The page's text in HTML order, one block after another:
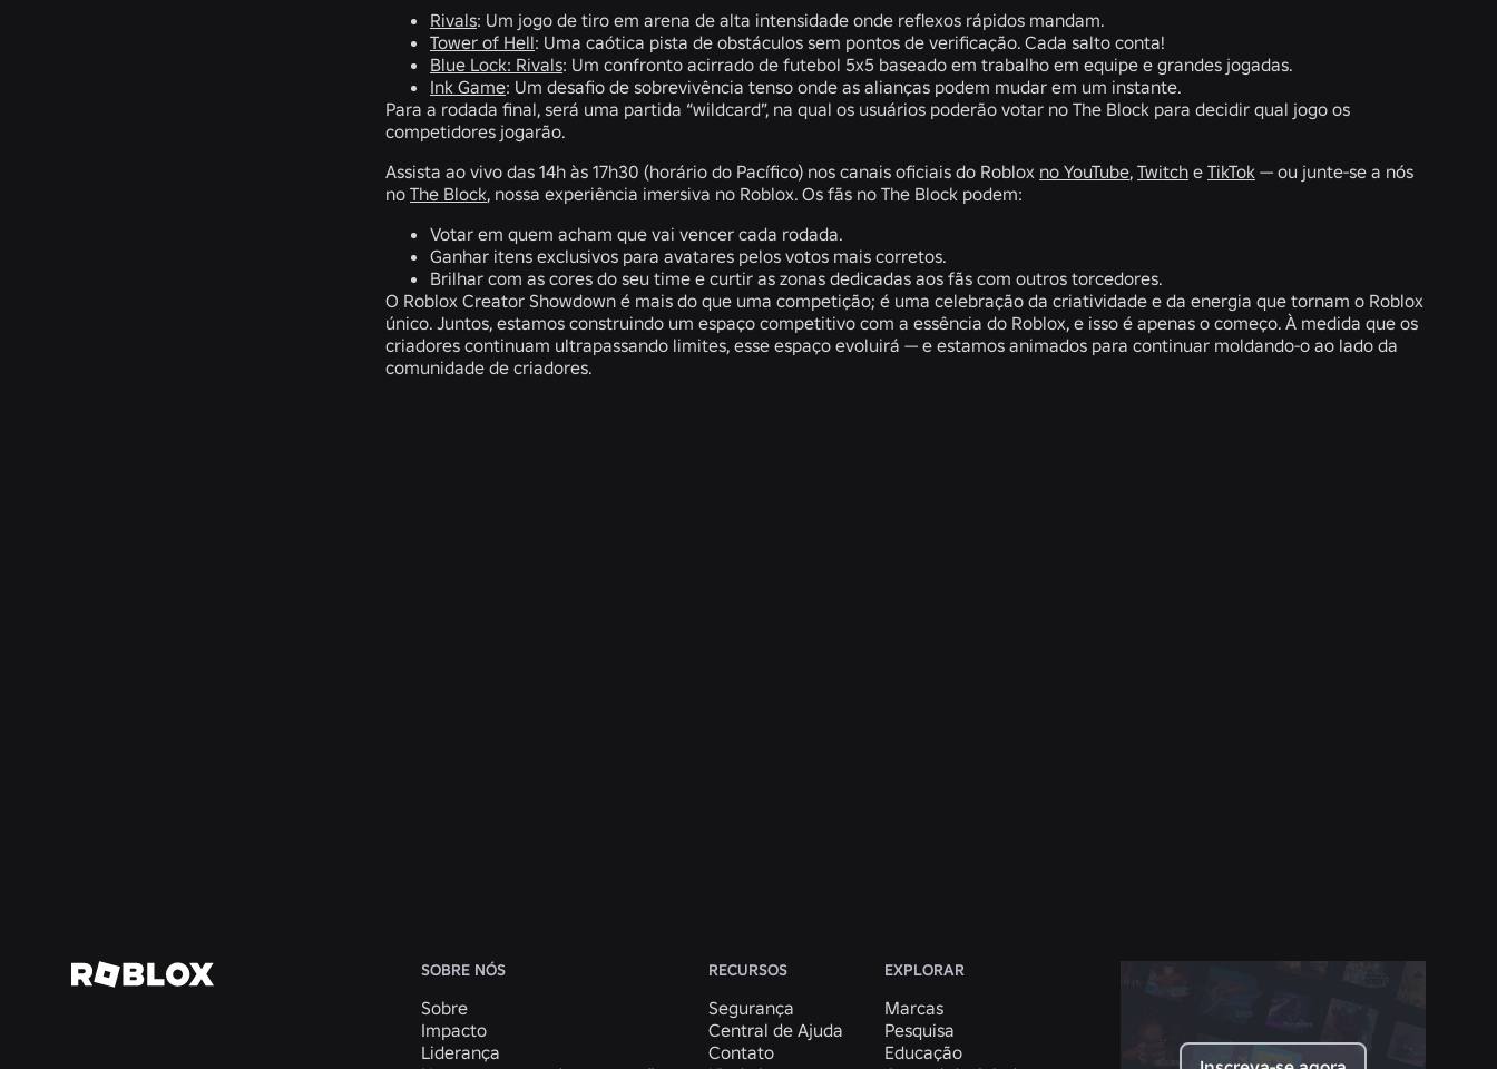
Rivals: Um jogo de tiro em arena de alta intensidade onde reflexos rápidos mandam.
Tower of Hell: Uma caótica pista de obstáculos sem pontos de verificação. Cada salto conta!
Blue Lock: Rivals: Um confronto acirrado de futebol 5x5 baseado em trabalho em equipe e grandes jogadas.
Ink Game: Um desafio de sobrevivência tenso onde as alianças podem mudar em um instante.
Para a rodada final, será uma partida “wildcard”, na qual os usuários poderão votar no The Block para decidir qual jogo os
competidores jogarão.
Assista ao vivo das 14h às 17h30 (horário do Pacífico) nos canais oficiais do Roblox no YouTube, Twitch e TikTok — ou junte-se a nós
no The Block, nossa experiência imersiva no Roblox. Os fãs no The Block podem:
Votar em quem acham que vai vencer cada rodada.
Ganhar itens exclusivos para avatares pelos votos mais corretos.
Brilhar com as cores do seu time e curtir as zonas dedicadas aos fãs com outros torcedores.
O Roblox Creator Showdown é mais do que uma competição; é uma celebração da criatividade e da energia que tornam o Roblox
único. Juntos, estamos construindo um espaço competitivo com a essência do Roblox, e isso é apenas o começo. À medida que os
criadores continuam ultrapassando limites, esse espaço evoluirá — e estamos animados para continuar moldando-o ao lado da
comunidade de criadores.
SOBRE NÓS
Sobre
Impacto
Liderança
RECURSOS
Segurança
Central de Ajuda
Contato
EXPLORAR
Marcas
Pesquisa
Educação